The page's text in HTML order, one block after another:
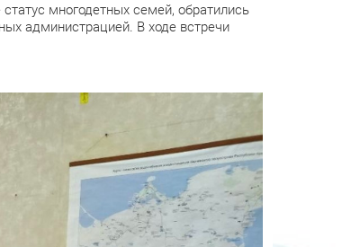
многодетных семей, обратились
администрацией. В ходе встречи